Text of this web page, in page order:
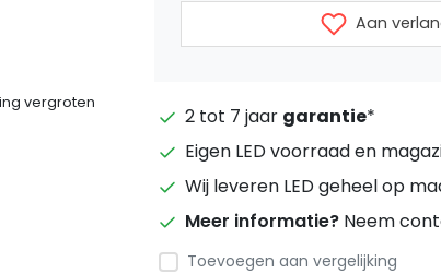
vergroten
Aan
2 tot 7 jaar garantie*
Eigen LED voorraad en
Wij leveren LED geheel op
Meer informatie? Neem
Toevoegen aan vergelijking